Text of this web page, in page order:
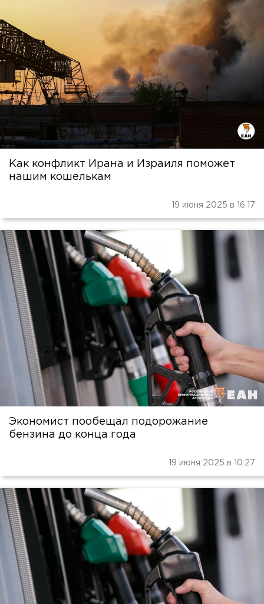
Как конфликт Ирана и Израиля поможет
нашим кошелькам
19 июня 2025 в 16:17
Экономист пообещал подорожание
бензина до конца года
19 июня 2025 в 10:27